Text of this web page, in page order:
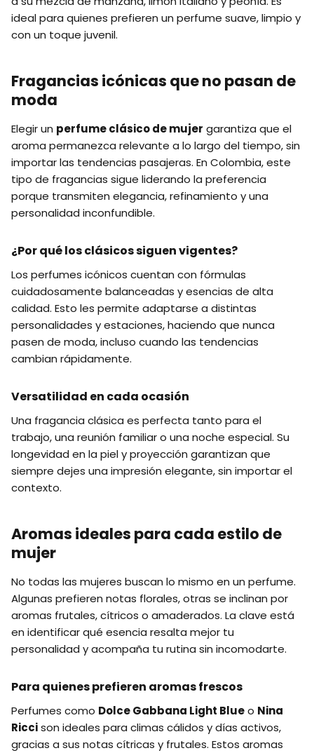
ideal para quienes prefieren un perfume suave, limpio y
con un toque juvenil.
Fragancias icónicas que no pasan de
moda
Elegir un perfume clásico de mujer garantiza que el
aroma permanezca relevante a lo largo del tiempo, sin
importar las tendencias pasajeras. En Colombia, este
tipo de fragancias sigue liderando la preferencia
porque transmiten elegancia, refinamiento y una
personalidad inconfundible.
¿Por qué los clásicos siguen vigentes?
Los perfumes icónicos cuentan con fórmulas
cuidadosamente balanceadas y esencias de alta
calidad. Esto les permite adaptarse a distintas
personalidades y estaciones, haciendo que nunca
pasen de moda, incluso cuando las tendencias
cambian rápidamente.
Versatilidad en cada ocasión
Una fragancia clásica es perfecta tanto para el
trabajo, una reunión familiar o una noche especial. Su
longevidad en la piel y proyección garantizan que
siempre dejes una impresión elegante, sin importar el
contexto.
Aromas ideales para cada estilo de
mujer
No todas las mujeres buscan lo mismo en un perfume.
Algunas prefieren notas florales, otras se inclinan por
aromas frutales, cítricos o amaderados. La clave está
en identificar qué esencia resalta mejor tu
personalidad y acompaña tu rutina sin incomodarte.
Para quienes prefieren aromas frescos
Perfumes como Dolce Gabbana Light Blueo Nina
Riccison ideales para climas cálidos y días activos,
gracias a sus notas cítricas y frutales. Estos aromas